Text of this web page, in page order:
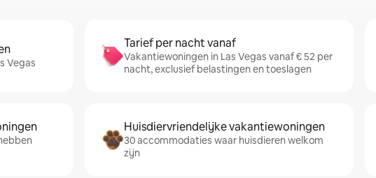
Vegas
Tarief per nacht vanaf
Vakantiewoningen in Las Vegas vanaf € 52 per
nacht, exclusief belastingen en toeslagen
Huisdiervriendelijke vakantiewoningen
30 accommodaties waar huisdieren welkom
zijn